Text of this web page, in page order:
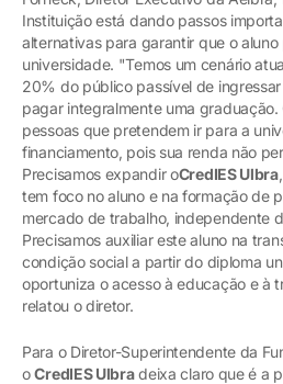
Instituição está dando passos
alternativas para garantir que o aluno
universidade. "Temos um cenário
20% do público passível de
pagar integralmente uma
pessoas que pretendem ir para a
financiamento, pois sua renda não
Precisamos expandir oCredIES Ulbra
tem foco no aluno e na formação de
mercado de trabalho, independente
Precisamos auxiliar este aluno na
condição social a partir do diploma
oportuniza o acesso à educação e à
relatou o diretor.
Para o Diretor-Superintendente da
oCredIES Ulbradeixa claro que é a